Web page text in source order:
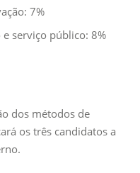
7%
serviço público: 8%
dos métodos de
os três candidatos a